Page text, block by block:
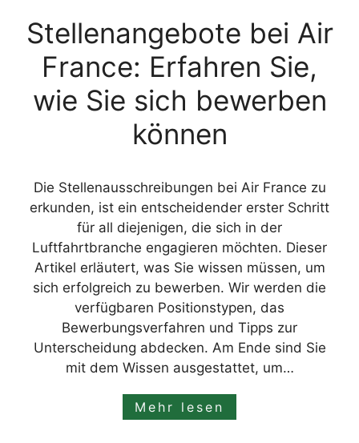
Stellenangebote bei Air
France: Erfahren Sie,
wie Sie sich bewerben
können
Die Stellenausschreibungen bei Air France zu
erkunden, ist ein entscheidender erster Schritt
für all diejenigen, die sich in der
Luftfahrtbranche engagieren möchten. Dieser
Artikel erläutert, was Sie wissen müssen, um
sich erfolgreich zu bewerben. Wir werden die
verfügbaren Positionstypen, das
Bewerbungsverfahren und Tipps zur
Unterscheidung abdecken. Am Ende sind Sie
mit dem Wissen ausgestattet, um…
Mehr lesen